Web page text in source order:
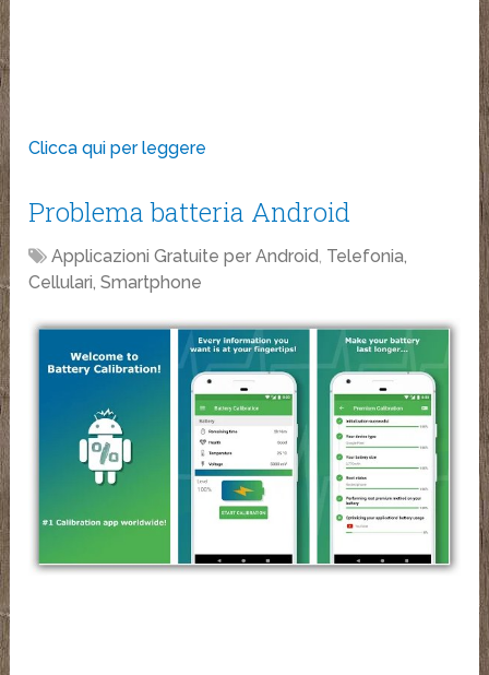
Clicca qui per leggere
Problema batteria Android
Applicazioni Gratuite per Android, Telefonia,
Cellulari, Smartphone